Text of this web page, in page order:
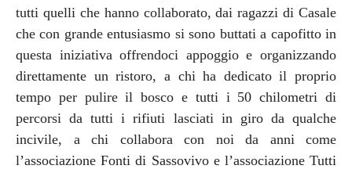
tutti quelli che hanno collaborato, dai ragazzi di Casale
che con grande entusiasmo si sono buttati a capofitto in
questa iniziativa offrendoci appoggio e organizzando
direttamente un ristoro, a chi ha dedicato il proprio
tempo per pulire il bosco e tutti i 50 chilometri di
percorsi da tutti i rifiuti lasciati in giro da qualche
incivile, a chi collabora con noi da anni come
l’associazione Fonti di Sassovivo e l’associazione Tutti